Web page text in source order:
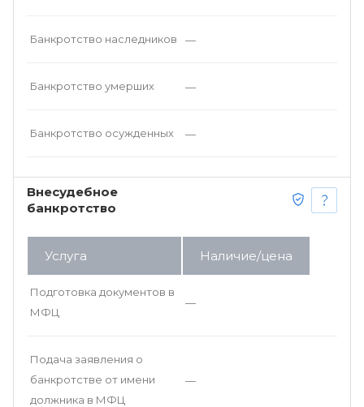
Банкротство наследников —
Банкротство умерших —
Банкротство осужденных —
Внесудебное
банкротство
Услуга Наличие/цена
Подготовка документов в
МФЦ
—
Подача заявления о
банкротстве от имени
должника в МФЦ
—